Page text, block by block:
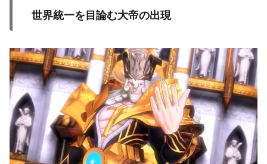
世界統一を目論む大帝の出現